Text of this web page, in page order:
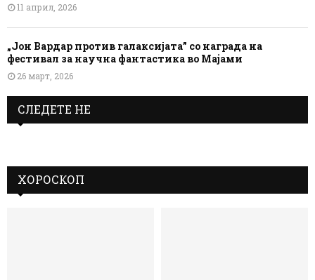
11 април, 2026
„Јон Вардар против галаксијата” со награда на
фестивал за научна фантастика во Мајами
26 март, 2026
СЛЕДЕТЕ НЕ
ХОРОСКОП